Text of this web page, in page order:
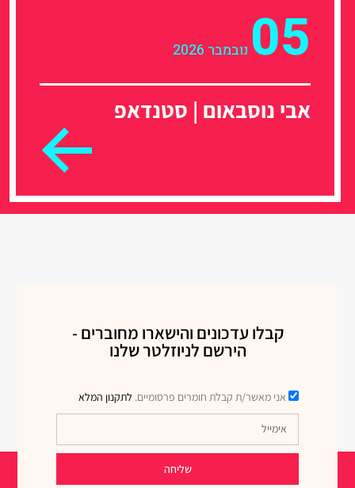
05 נובמבר 2026
אבי נוסבאום | סטנדאפ
קבלו עדכונים והישארו מחוברים -
הירשם לניוזלטר שלנו
אני מאשר/ת קבלת חומרים פרסומיים. לתקנון המלא
שליחה